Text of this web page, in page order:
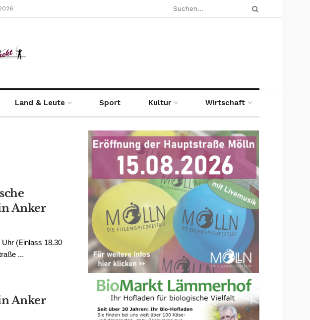
Land & Leute Sport Kultur Wirtschaft
Anker
(Einlass 18.30
...
Anker